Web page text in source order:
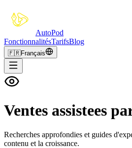
AutoPod
FonctionnalitésTarifsBlog
🇫🇷Français
Ventes assistees
Recherches approfondies et guides
contenu et la croissance.